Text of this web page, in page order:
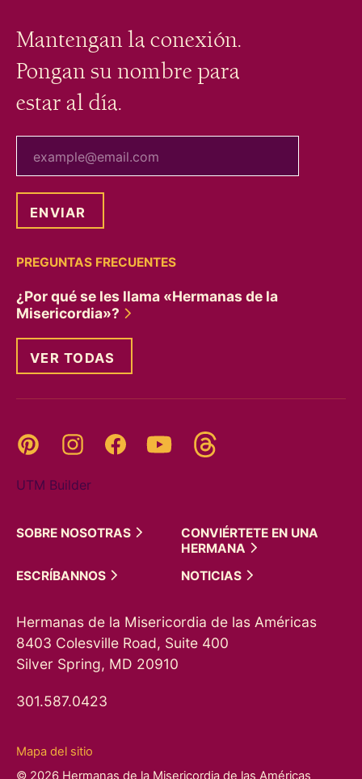
Mantengan la conexión.
Pongan su nombre para
estar al día.
PREGUNTAS FRECUENTES
¿Por qué se les llama «Hermanas de la
Misericordia»?
VER TODAS
Pinterest InstagramFacebookYouTube
UTM Builder
SOBRE NOSOTRAS
CONVIÉRTETE EN UNA
HERMANA
ESCRÍBANNOS
NOTICIAS
Hermanas de la Misericordia de las Américas
8403 Colesville Road, Suite 400
Silver Spring, MD 20910
301.587.0423
Mapa del sitio
© 2026 Hermanas de la Misericordia de las Américas